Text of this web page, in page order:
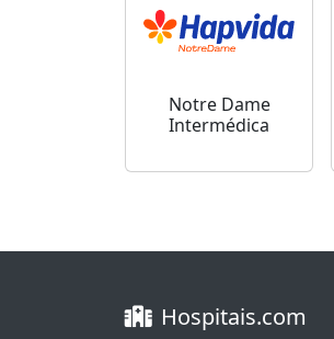
Notre Dame
Intermédica
Hospitais.com